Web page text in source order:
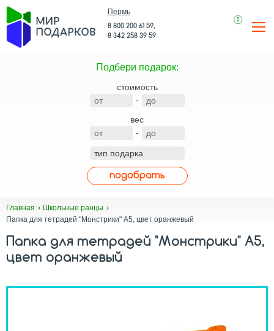
0
Пермь
8 800 200 61 59,
8 342 258 39 59
Подбери подарок:
стоимость
-
вес
-
подобрать
Главная
Школьные ранцы
Папка для тетрадей "Монстрики" А5, цвет оранжевый
Папка для тетрадей "Монстрики" А5,
цвет оранжевый